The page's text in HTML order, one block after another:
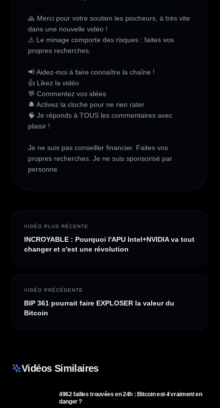
🙏 Merci pour votre soutien les piocheurs, à très vite
dans une nouvelle vidéo !
⚠️ Le minage comporte des risques : faites vos
propres recherches.
📢 Aidez-moi à faire connaître la chaîne !
👍 Likez la vidéo
💬 Commentez vos idées
🔔 Activez la cloche pour ne rien rater
🧠 Je réponds à TOUS les commentaires avec
plaisir !
Je ne suis pas conseiller financier. Faites vos
propres recherches. Je ne suis sponsorisé par
personne
VIDÉO PLUS RÉCENTE
INCROYABLE : Pourquoi l'APU Intel+NVIDIA va tout
changer et c'est une révolution
VIDÉO PRÉCÉDENTE
BIP 361 pourrait faire EXPLOSER la valeur du
Bitcoin
Vidéos Similaires
4962 failles trouvées en 24h : Bitcoin est-il vraiment en
danger ?